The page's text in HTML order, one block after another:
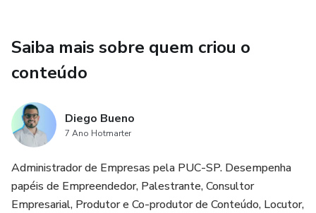
Saiba mais sobre quem criou o
conteúdo
Diego Bueno
7 Ano Hotmarter
Administrador de Empresas pela PUC-SP. Desempenha
papéis de Empreendedor, Palestrante, Consultor
Empresarial, Produtor e Co-produtor de Conteúdo, Locutor,